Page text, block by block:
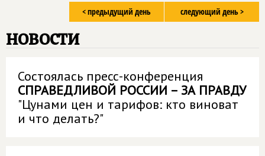
следующий день >
< предыдущий день
новости
Состоялась пресс-конференция
СПРАВЕДЛИВОЙ РОССИИ – ЗА ПРАВДУ
"Цунами цен и тарифов: кто виноват
и что делать?"